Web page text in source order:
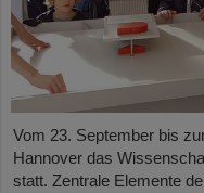
Vom 23. September bis
Hannover das
statt. Zentrale Elemente